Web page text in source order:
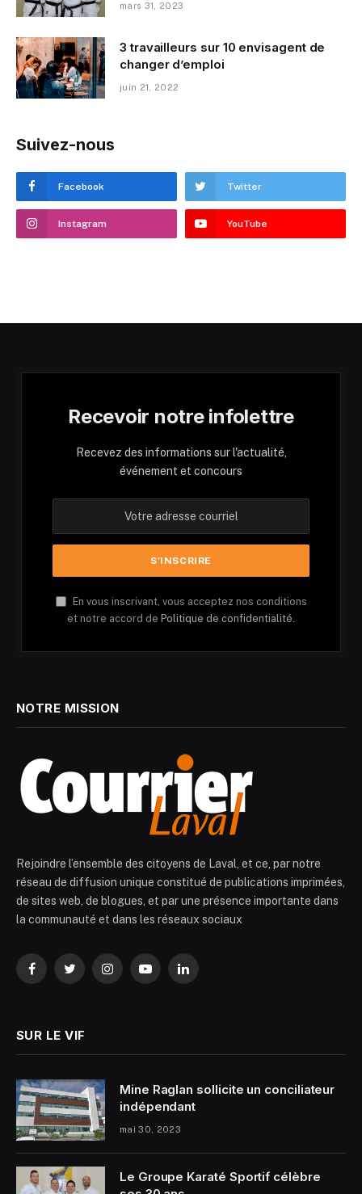
mars 31, 2023
3 travailleurs sur 10 envisagent de
changer d’emploi
juin 21, 2022
Suivez-nous
Facebook Twitter
Instagram YouTube
Recevoir notre infolettre
Recevez des informations sur l'actualité,
événement et concours
En vous inscrivant, vous acceptez nos conditions
et notre accord de Politique de confidentialité.
NOTRE MISSION
Rejoindre l’ensemble des citoyens de Laval, et ce, par notre
réseau de diffusion unique constitué de publications imprimées,
de sites web, de blogues, et par une présence importante dans
la communauté et dans les réseaux sociaux
FacebookTwitterInstagramYouTubeLinkedIn
SUR LE VIF
Mine Raglan sollicite un conciliateur
indépendant
mai 30, 2023
Le Groupe Karaté Sportif célèbre